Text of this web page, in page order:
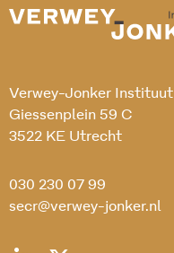
Verwey-Jonker Instituut
Giessenplein 59 C
3522 KE Utrecht
030 230 07 99
secr@verwey-jonker.nl